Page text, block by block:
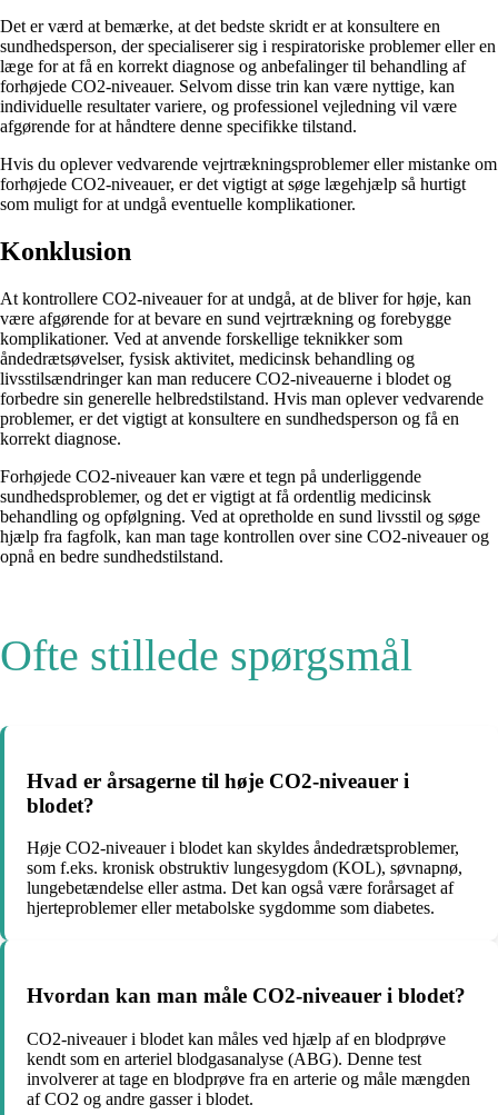
Det er værd at bemærke, at det bedste skridt er at konsultere en
sundhedsperson, der specialiserer sig i respiratoriske problemer eller en
læge for at få en korrekt diagnose og anbefalinger til behandling af
forhøjede CO2-niveauer. Selvom disse trin kan være nyttige, kan
individuelle resultater variere, og professionel vejledning vil være
afgørende for at håndtere denne specifikke tilstand.
Hvis du oplever vedvarende vejrtrækningsproblemer eller mistanke om
forhøjede CO2-niveauer, er det vigtigt at søge lægehjælp så hurtigt
som muligt for at undgå eventuelle komplikationer.
Konklusion
At kontrollere CO2-niveauer for at undgå, at de bliver for høje, kan
være afgørende for at bevare en sund vejrtrækning og forebygge
komplikationer. Ved at anvende forskellige teknikker som
åndedrætsøvelser, fysisk aktivitet, medicinsk behandling og
livsstilsændringer kan man reducere CO2-niveauerne i blodet og
forbedre sin generelle helbredstilstand. Hvis man oplever vedvarende
problemer, er det vigtigt at konsultere en sundhedsperson og få en
korrekt diagnose.
Forhøjede CO2-niveauer kan være et tegn på underliggende
sundhedsproblemer, og det er vigtigt at få ordentlig medicinsk
behandling og opfølgning. Ved at opretholde en sund livsstil og søge
hjælp fra fagfolk, kan man tage kontrollen over sine CO2-niveauer og
opnå en bedre sundhedstilstand.
Ofte stillede spørgsmål
Hvad er årsagerne til høje CO2-niveauer i
blodet?
Høje CO2-niveauer i blodet kan skyldes åndedrætsproblemer,
som f.eks. kronisk obstruktiv lungesygdom (KOL), søvnapnø,
lungebetændelse eller astma. Det kan også være forårsaget af
hjerteproblemer eller metabolske sygdomme som diabetes.
Hvordan kan man måle CO2-niveauer i blodet?
CO2-niveauer i blodet kan måles ved hjælp af en blodprøve
kendt som en arteriel blodgasanalyse (ABG). Denne test
involverer at tage en blodprøve fra en arterie og måle mængden
af CO2 og andre gasser i blodet.